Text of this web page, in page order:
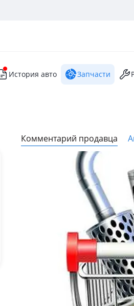
История авто Запчасти
Комментарий продавца